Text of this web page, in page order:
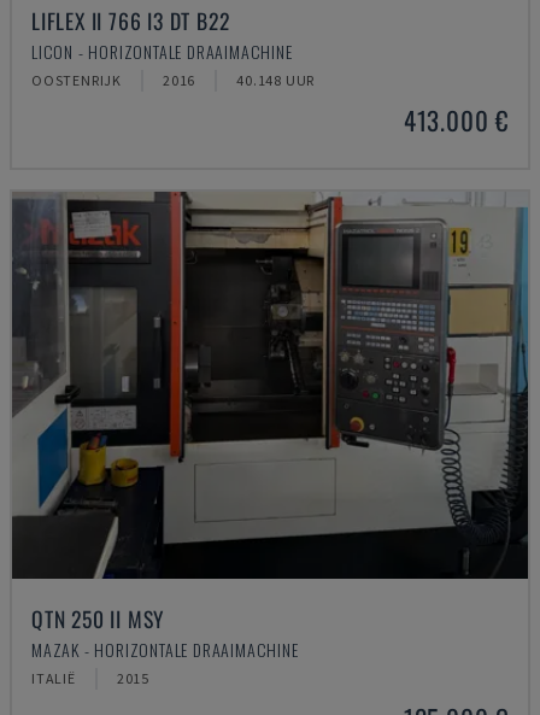
LIFLEX II 766 I3 DT B22
LICON - HORIZONTALE DRAAIMACHINE
OOSTENRIJK 2016 40.148 UUR
413.000 €
QTN 250 II MSY
MAZAK - HORIZONTALE DRAAIMACHINE
ITALIË 2015